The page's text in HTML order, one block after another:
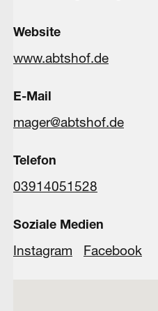
Website
www.abtshof.de
E-Mail
mager@abtshof.de
Telefon
03914051528
Soziale Medien
Instagram
Facebook